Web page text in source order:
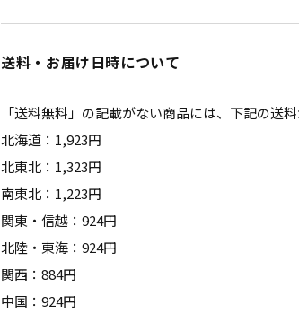
送料・お届け日時について
「送料無料」の記載がない商品には、下記の送料
北海道：1,923円
北東北：1,323円
南東北：1,223円
関東・信越：924円
北陸・東海：924円
関西：884円
中国：924円